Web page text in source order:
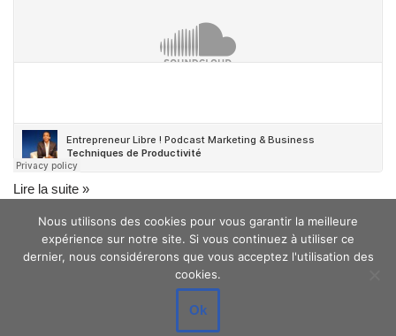
Lire la suite »
Nous utilisons des cookies pour vous garantir la meilleure
expérience sur notre site. Si vous continuez à utiliser ce
dernier, nous considérerons que vous acceptez l'utilisation des
cookies.
Ok